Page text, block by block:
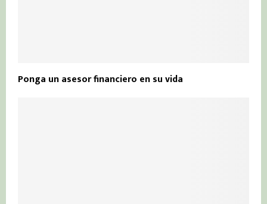
Ponga un asesor financiero en su vida